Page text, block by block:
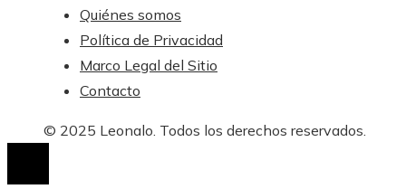
Quiénes somos
Política de Privacidad
Marco Legal del Sitio
Contacto
© 2025 Leonalo. Todos los derechos reservados.